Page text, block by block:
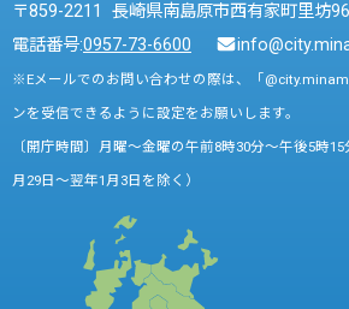
〒859-2211 長崎県南島原市西有家町里坊
電話番号:0957-73-6600
※Eメールでのお問い合わせの際は、「
ンを受信できるように設定をお願いします。
〔開庁時間〕月曜～金曜の午前8時30分～午後5時
月29日～翌年1月3日を除く）